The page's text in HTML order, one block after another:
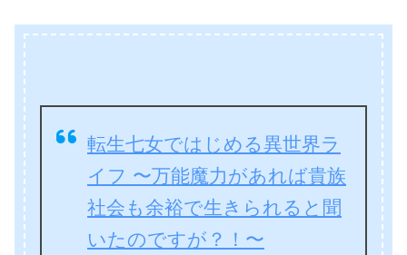
転生七女ではじめる異世界ラ
イフ 〜万能魔力があれば貴族
社会も余裕で生きられると聞
いたのですが？！〜